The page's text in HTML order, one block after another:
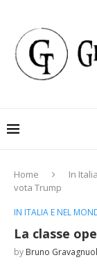
Home In
vota Trump
IN ITALIA E NEL
La classe
by Bruno